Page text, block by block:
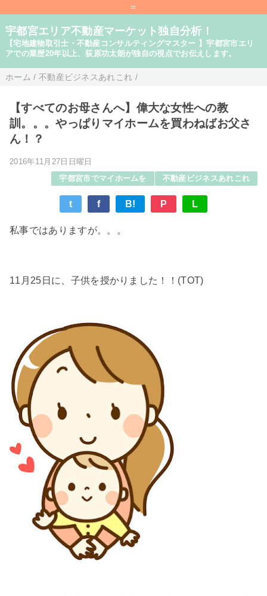
=
宇都宮エリア不動産マーケット独自分析！
【宅地建物取引士・不動産コンサルティングマスター 】宇都宮市エリ
アでの業歴20年以上、荻原功太朗が独自の視点でお伝えします。
ホーム / 不動産ビジネスあれこれ /
【すべてのお母さんへ】偉大な女性への教
訓。。。やっぱりマイホームを買わねばお父さ
ん！？
2016年11月27日日曜日
宇都宮市でマイホームを
不動産ビジネスあれこれ
t f B! P L
私事ではありますが。。。
11月25日に、子供を授かりました！！(TOT)